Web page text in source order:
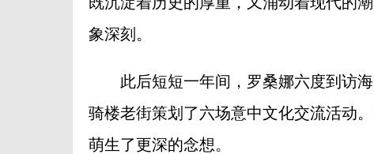
象深刻。
此后短短一年间，罗桑娜六度到访海
骑楼老街策划了六场意中文化交流活动
萌生了更深的念想。